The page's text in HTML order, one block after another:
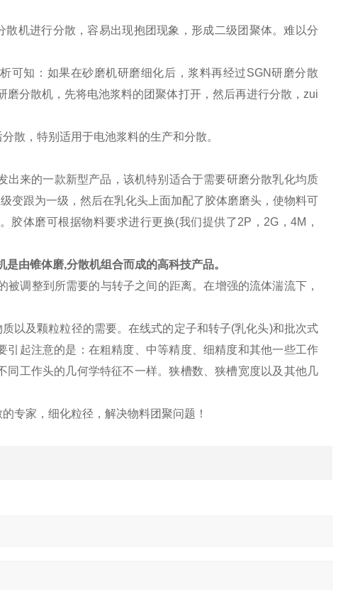
机进行分散，容易出现抱团现象，形成二级团聚体。难以分
可知：如果在砂磨机研磨细化后，浆料再经过SGN研磨分散
分散机，先将电池浆料的团聚体打开，然后再进行分散，zui
，特别适用于电池浆料的生产和分散。
来的一款新型产品，该机特别适合于需要研磨分散乳化均质
变跟为一级，然后在乳化头上面加配了胶体磨磨头，使物料可
胶体磨可根据物料要求进行更换(我们提供了2P，2G，4M，
是由锥体磨,分散机组合而成的高科技产品。
调整到所需要的与转子之间的距离。在增强的流体湍流下，
及颗粒粒径的需要。在线式的定子和转子(乳化头)和批次式
起注意的是：在粗精度、中等精度、细精度和其他一些工作
工作头的几何学特征不一样。狭槽数、狭槽宽度以及其他几
家，细化粒径，解决物料团聚问题！